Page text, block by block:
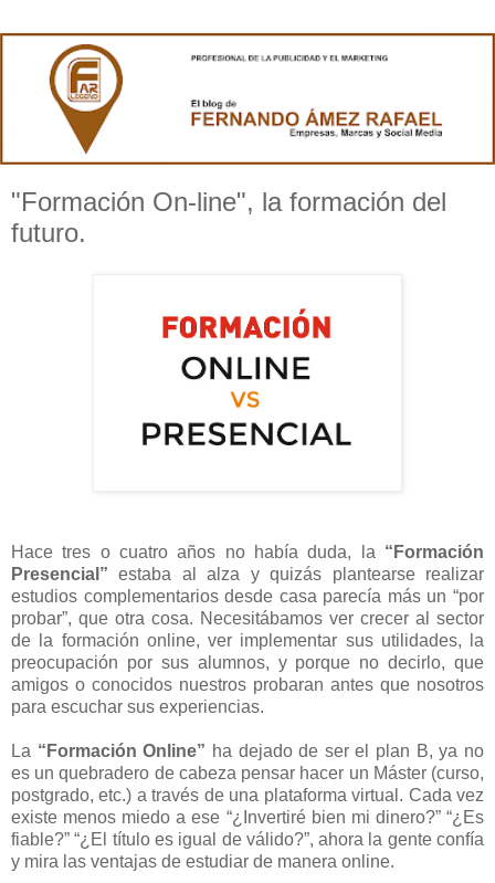
"Formación On-line", la formación del
futuro.
Hace tres o cuatro años no había duda, la “Formación
Presencial” estaba al alza y quizás plantearse realizar
estudios complementarios desde casa parecía más un “por
probar”, que otra cosa. Necesitábamos ver crecer al sector
de la formación online, ver implementar sus utilidades, la
preocupación por sus alumnos, y porque no decirlo, que
amigos o conocidos nuestros probaran antes que nosotros
para escuchar sus experiencias.
La “Formación Online” ha dejado de ser el plan B, ya no
es un quebradero de cabeza pensar hacer un Máster (curso,
postgrado, etc.) a través de una plataforma virtual. Cada vez
existe menos miedo a ese “¿Invertiré bien mi dinero?” “¿Es
fiable?” “¿El título es igual de válido?”, ahora la gente confía
y mira las ventajas de estudiar de manera online.